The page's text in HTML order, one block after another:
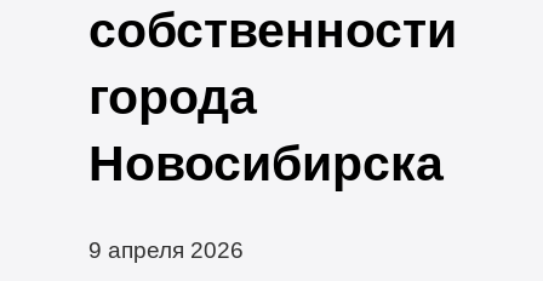
собственности
города
Новосибирска
9 апреля 2026